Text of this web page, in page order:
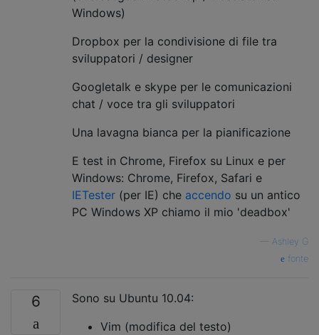
Windows)
Dropbox per la condivisione di file tra
sviluppatori / designer
Googletalk e skype per le comunicazioni
chat / voce tra gli sviluppatori
Una lavagna bianca per la pianificazione
E test in Chrome, Firefox su Linux e per
Windows: Chrome, Firefox, Safari e
IETester (per IE) che accendo su un antico
PC Windows XP chiamo il mio 'deadbox'
Ashley G
fonte
6
Sono su Ubuntu 10.04:
Vim (modifica del testo)